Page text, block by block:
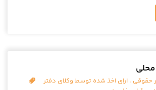
محلی
حقوقی ، ارای اخذ شده توسط وکلای دفتر